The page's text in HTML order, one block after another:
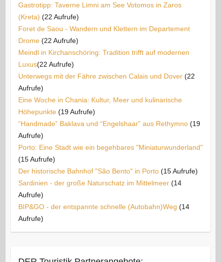
Gastrotipp: Taverne Limni am See Votomos in Zaros
(Kreta) (22 Aufrufe)
Foret de Saou - Wandern und Klettern im Departement
Drome (22 Aufrufe)
Meindl in Kirchanschöring: Tradition trifft auf modernen
Luxus​(22 Aufrufe)
Unterwegs mit der Fähre zwischen Calais und Dover (22
Aufrufe)
Eine Woche in Chania: Kultur, Meer und kulinarische
Höhepunkte (19 Aufrufe)
“Handmade” Baklava und “Engelshaar” aus Rethymno (19
Aufrufe)
Porto: Eine Stadt wie ein begehbares "Miniaturwunderland"
(15 Aufrufe)
Der historische Bahnhof "São Bento" in Porto (15 Aufrufe)
Sardinien - der große Naturschatz im Mittelmeer (14
Aufrufe)
BIP&GO - der entspannte schnelle (Autobahn)Weg (14
Aufrufe)